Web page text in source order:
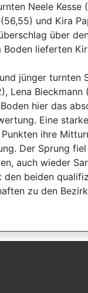
Neele
und Kira
über
lieferten
jünger turnten
Lena
hier das
Eine
ihre
Der Sprung
auch wieder
beiden
zu den